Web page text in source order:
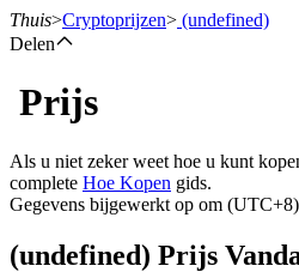
Termijncontracten
Thuis>Cryptoprijzen> (undefined)
Delen
Prijs
Als u niet zeker weet hoe u kunt
complete Hoe Kopen gids.
Gegevens bijgewerkt op om (UTC+8)
(undefined) Prijs